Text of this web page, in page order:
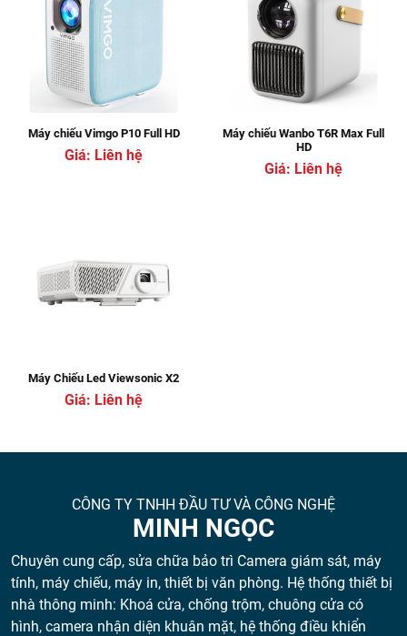
Máy chiếu Vimgo P10 Full HD
Giá: Liên hệ
Máy chiếu Wanbo T6R Max Full
HD
Giá: Liên hệ
Máy Chiếu Led Viewsonic X2
Giá: Liên hệ
CÔNG TY TNHH ĐẦU TƯ VÀ CÔNG NGHỆ
MINH NGỌC
Chuyên cung cấp, sửa chữa bảo trì Camera giám sát, máy
tính, máy chiếu, máy in, thiết bị văn phòng. Hệ thống thiết bị
nhà thông minh: Khoá cửa, chống trộm, chuông cửa có
hình, camera nhận diện khuân mặt, hệ thống điều khiển